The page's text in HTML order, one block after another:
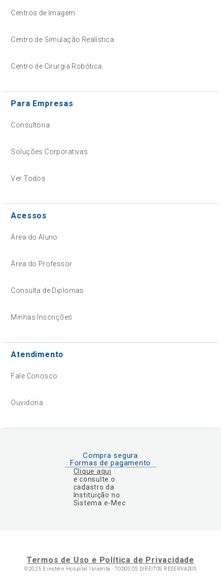
Centros de Imagem
Centro de Simulação Realística
Centro de Cirurgia Robótica
Para Empresas
Consultoria
Soluções Corporativas
Ver Todos
Acessos
Área do Aluno
Área do Professor
Consulta de Diplomas
Minhas Inscrições
Atendimento
Fale Conosco
Ouvidoria
Compra segura
Formas de pagamento
Clique aqui
e consulte o
cadastro da
Instituição no
Sistema e-Mec
Termos de Uso e Política de Privacidade
©2025 Einstein Hospital Israelita -TODOS OS DIREITOS RESERVADOS